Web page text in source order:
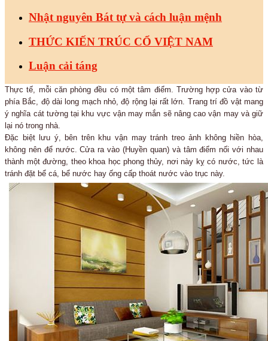
Nhật nguyên Bát tự và cách luận mệnh
THỨC KIẾN TRÚC CỔ VIỆT NAM
Luận cải táng
Thực tế, mỗi căn phòng đều có một tâm điểm. Trường hợp cửa vào từ
phía Bắc, độ dài long mạch nhỏ, độ rộng lại rất lớn. Trang trí đồ vật mang
ý nghĩa cát tường tại khu vực vận may mắn sẽ nâng cao vận may và giữ
lại nó trong nhà.
Đặc biệt lưu ý, bên trên khu vận may tránh treo ảnh không hiền hòa,
không nên để nước. Cửa ra vào (Huyền quan) và tâm điểm nối với nhau
thành một đường, theo khoa học phong thủy, nơi này kỵ có nước, tức là
tránh đặt bể cá, bể nước hay ống cấp thoát nước vào trục này.